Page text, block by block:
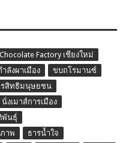
Factory เชียงใหม่
ำลังผาเมือง
ขบถโรมานซ์
สิทธิมนุษยชน
งเมาส์การเมือง
พันธุ์
าพ
ธารน้ำใจ